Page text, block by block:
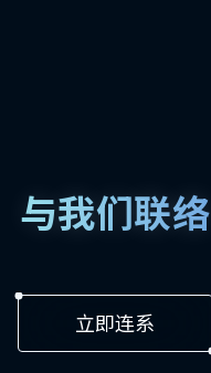
与我们联络
立即连系